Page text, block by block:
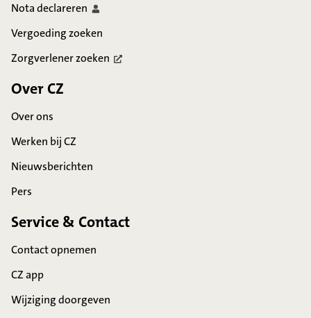
Notadeclareren
Vergoeding zoeken
Zorgverlenerzoeken
Over CZ
Over ons
Werken bij CZ
Nieuwsberichten
Pers
Service & Contact
Contact opnemen
CZ app
Wijziging doorgeven